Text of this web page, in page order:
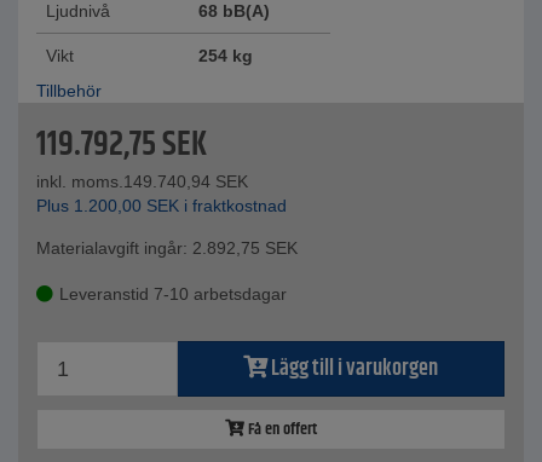
Ljudnivå 68 bB(A)
Vikt
254 kg
Tillbehör
119.792,75SEK
inkl. moms.149.740,94 SEK
Plus 1.200,00 SEK i fraktkostnad
Materialavgift ingår: 2.892,75 SEK
Leveranstid 7-10 arbetsdagar
Lägg till i varukorgen
Få en offert